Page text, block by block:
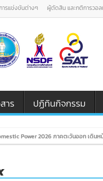
ารแข่งขันต่างๆ ผู้ตัดสิน และกติการวอ
าร ปฏิทินกิจกรรม
Power 2026 ภาคตะวันออก เดิน